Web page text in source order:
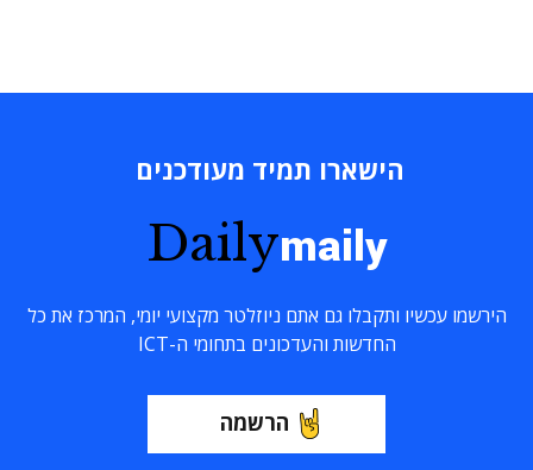
הישארו תמיד מעודכנים
Dailymaily
הירשמו עכשיו ותקבלו גם אתם ניוזלטר מקצועי יומי, המרכז את כל
החדשות והעדכונים בתחומי ה-ICT
הרשמה